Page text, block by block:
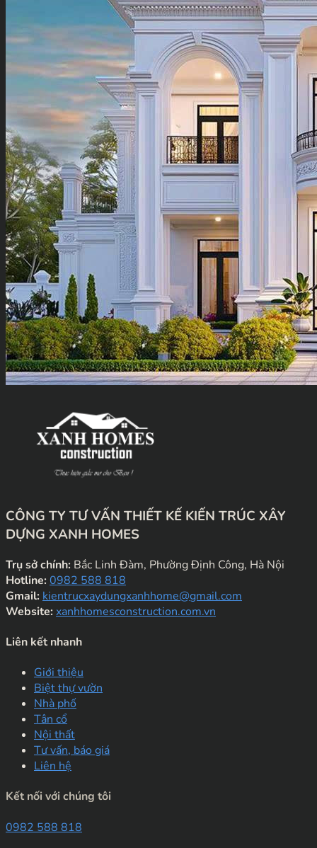
CÔNG TY TƯ VẤN THIẾT KẾ KIẾN TRÚC XÂY
DỰNG XANH HOMES
Trụ sở chính: Bắc Linh Đàm, Phường Định Công, Hà Nội
Hotline:0982 588 818
Gmail: kientrucxaydungxanhhome@gmail.com
Website:xanhhomesconstruction.com.vn
Liên kết nhanh
Giới thiệu
Biệt thự vườn
Nhà phố
Tân cổ
Nội thất
Tư vấn, báo giá
Liên hệ
Kết nối với chúng tôi
0982 588 818